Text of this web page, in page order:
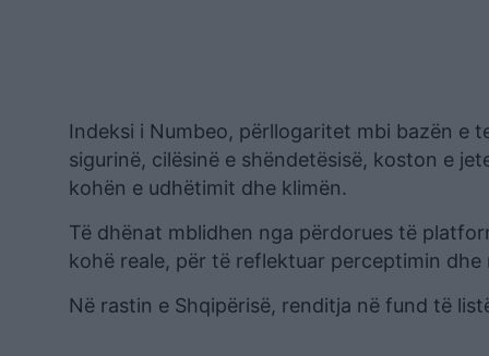
Indeksi i Numbeo, përllogaritet mbi bazën e
sigurinë, cilësinë e shëndetësisë, koston e
kohën e udhëtimit dhe klimën.
Të dhënat mblidhen nga përdorues të
kohë reale, për të reflektuar perceptimin
Në rastin e Shqipërisë, renditja në fund të